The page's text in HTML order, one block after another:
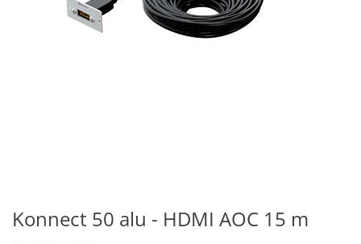
Konnect 50 alu - HDMI AOC 15 m